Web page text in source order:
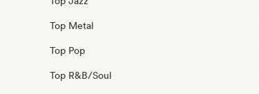
Top Metal
Top Pop
Top R&B/Soul